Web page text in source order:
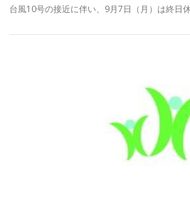
台風10号の接近に伴い、9月7日（月）は終日